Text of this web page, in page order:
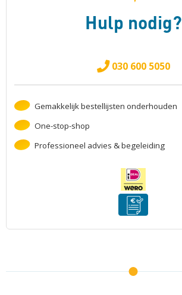
Hulp nodig?
030 600 5050
Gemakkelijk bestellijsten onderhouden
One-stop-shop
Professioneel advies & begeleiding